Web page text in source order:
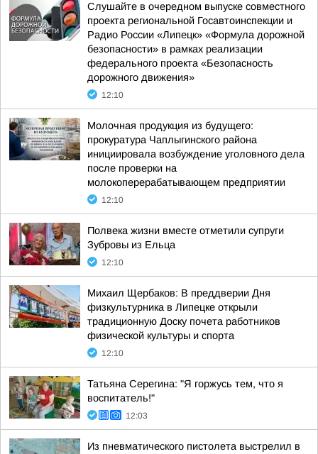
Слушайте в очередном выпуске совместного
проекта региональной Госавтоинспекции и
Радио России «Липецк» «Формула дорожной
безопасности» в рамках реализации
федерального проекта «Безопасность
дорожного движения»
12:10
Молочная продукция из будущего:
прокуратура Чаплыгинского района
инициировала возбуждение уголовного дела
после проверки на
молокоперерабатывающем предприятии
12:10
Полвека жизни вместе отметили супруги
Зубровы из Ельца
12:10
Михаил Щербаков: В преддверии Дня
физкультурника в Липецке открыли
традиционную Доску почета работников
физической культуры и спорта
12:10
Татьяна Серегина: "Я горжусь тем, что я
воспитатель!"
12:03
Из пневматического пистолета выстрелил в